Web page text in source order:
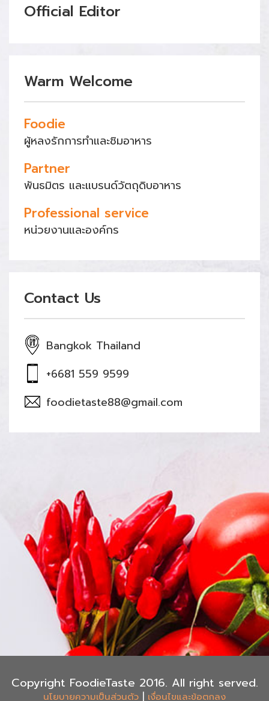
Official Editor
Warm Welcome
Foodie
ผู้หลงรักการทำและชิมอาหาร
Partner
พันธมิตร และแบรนด์วัตถุดิบอาหาร
Professional service
หน่วยงานและองค์กร
Contact Us
Bangkok Thailand
+6681 559 9599
foodietaste88@gmail.com
Copyright FoodieTaste 2016. All right served.
นโยบายความเป็นส่วนตัว | เงื่อนไขและข้อตกลง